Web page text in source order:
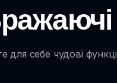
для себе чудові